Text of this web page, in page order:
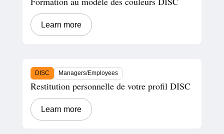
Learn more
DISC Managers/Employees
Restitution personnelle de votre profil DISC
Learn more